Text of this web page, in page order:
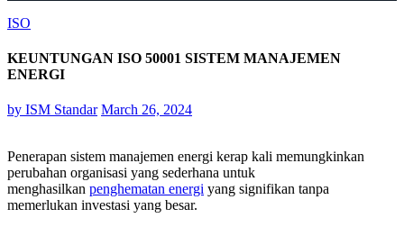
ISO
KEUNTUNGAN ISO 50001 SISTEM MANAJEMEN
ENERGI
by ISM Standar March 26, 2024
Penerapan sistem manajemen energi kerap kali memungkinkan
perubahan organisasi yang sederhana untuk
menghasilkan penghematan energi yang signifikan tanpa
memerlukan investasi yang besar.